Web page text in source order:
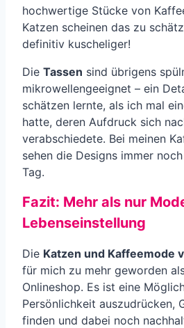
hochwertige Stücke von
Katzen scheinen das zu
definitiv kuscheliger!
Die Tassen sind übrigens
mikrowellengeeignet – ein
schätzen lernte, als ich mal
hatte, deren Aufdruck sich
verabschiedete. Bei meinen
sehen die Designs immer
Tag.
Fazit: Mehr als nur
Lebenseinstellung
Die Katzen und Kaffeemode
für mich zu mehr geworden
Onlineshop. Es ist eine
Persönlichkeit auszudrücken,
finden und dabei noch